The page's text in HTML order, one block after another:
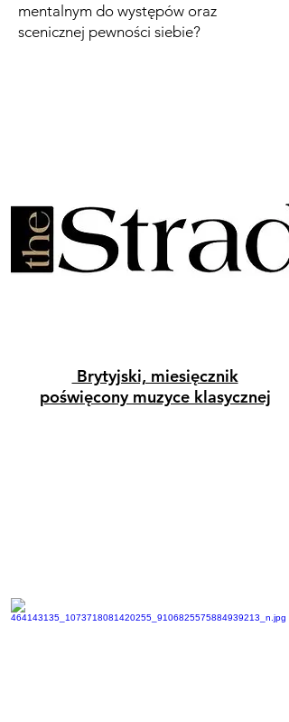
mentalnym do występów oraz
scenicznej pewności siebie?
Brytyjski, miesięcznik
poświęcony muzyce klasycznej